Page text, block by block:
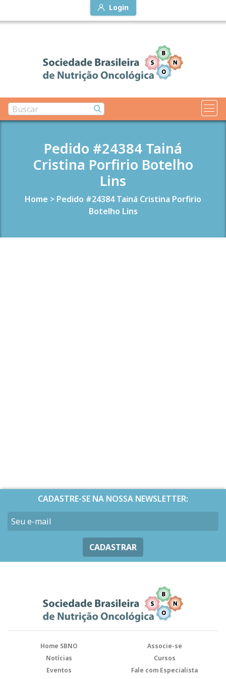
Login
Pedido #24384 Tainá
Cristina Porfirio Botelho
Lins
Home > Pedido #24384 Tainá Cristina Porfirio
Botelho Lins
CADASTRE-SE NA NOSSA NEWSLETTER:
CADASTRAR
Home SBNO
Associe-se
Notícias
Cursos
Eventos
Fale com Especialista